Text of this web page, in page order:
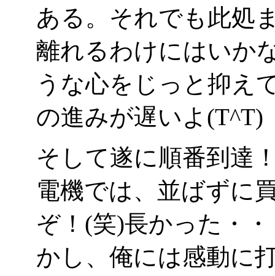
ある。それでも此処
離れるわけにはいか
うな心をじっと抑え
の進みが遅いよ(T^T)
そして遂に順番到達
電機では、並ばずに
ぞ！(笑)長かった・
かし、俺には感動に